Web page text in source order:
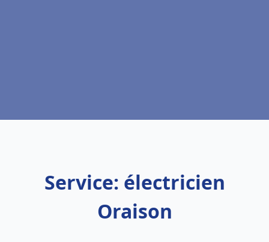
Service: électricien
Oraison